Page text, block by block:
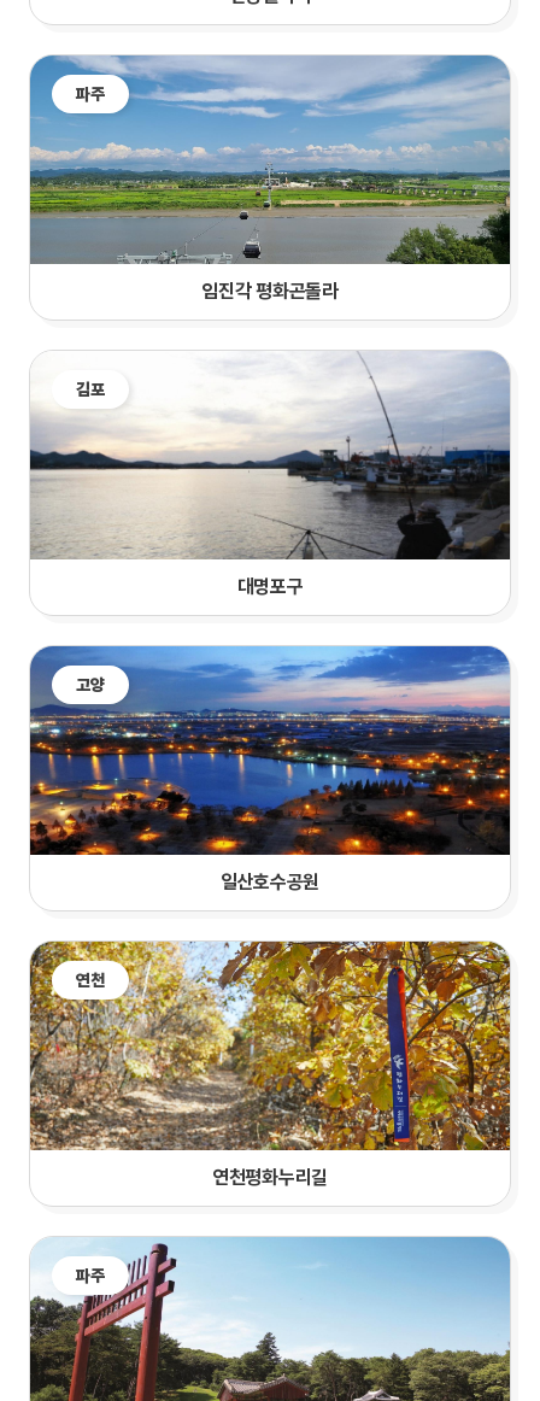
파주
임진각 평화곤돌라
김포
대명포구
고양
일산호수공원
연천
연천평화누리길
파주